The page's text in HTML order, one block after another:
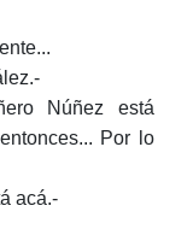
Núñez está
Por lo
acá.-